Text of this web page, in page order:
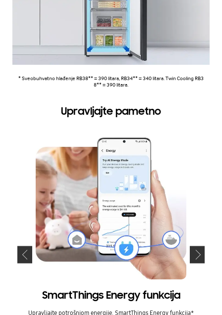
* Sveobuhvatno hlađenje RB38** = 390 litara, RB34** = 340 litara. Twin Cooling RB3
8** = 390 litara.
Upravljajte pametno
SmartThings Energy funkcija
Upravljajte potrošnjom energije. SmartThings Energy funkcija*